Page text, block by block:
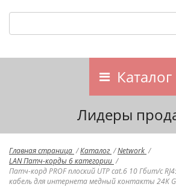
Каталог
Лидеры
Главная страница /Каталог /Network /
LAN Патч-корды 6 категории /
Патч-корд PROF плоский UTP cat.6 10 Гбит/с
кабель для интернета медный контакты 24K